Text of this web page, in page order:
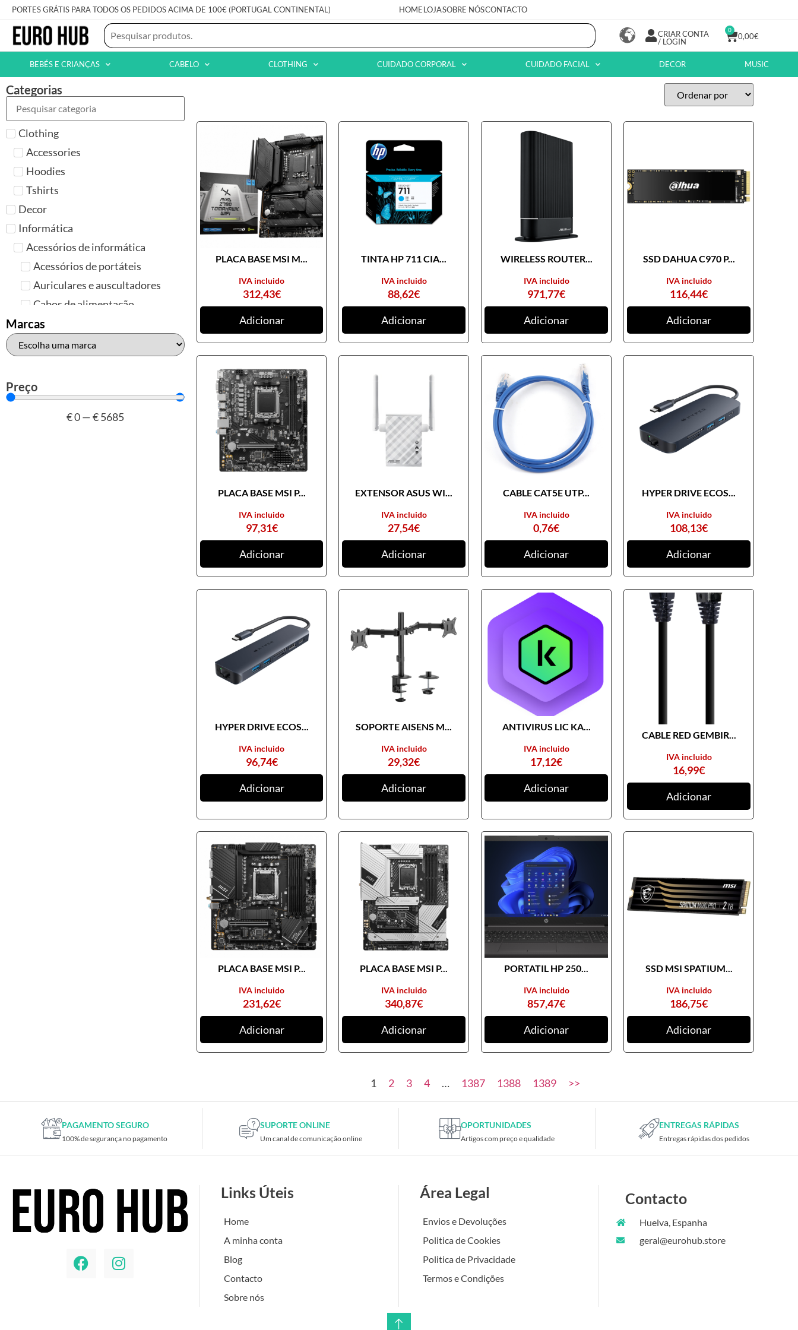
PORTES GRÁTIS PARA TODOS OS PEDIDOS ACIMA DE 100€ (PORTUGAL CONTINENTAL) HOMELOJASOBRE NÓSCONTACTO
CRIAR CONTA
/ LOGIN
0,00€
0
BEBÉS E CRIANÇAS CABELO CLOTHING CUIDADO CORPORAL CUIDADO FACIAL DECOR MUSIC
Categorias
Clothing
Accessories
Hoodies
Tshirts
Decor
Informática
Acessórios de informática
Acessórios de portáteis
Auriculares e auscultadores
Cabos de alimentação
Colunas de Som
Hubs
Leitores de cartões
Malas, mochilas e bolsas
Marcas
Processadores
SAIS
Ventoínhas
Computadores
Mini-PCs
Outros computadores
Portáteis
Marcas
Preço
€0—€5685
PLACA BASE MSI M...
312,43€
IVA incluido
Adicionar
TINTA HP 711 CIA...
88,62€
IVA incluido
Adicionar
WIRELESS ROUTER...
971,77€
IVA incluido
Adicionar
SSD DAHUA C970 P...
116,44€
IVA incluido
Adicionar
PLACA BASE MSI P...
97,31€
IVA incluido
Adicionar
EXTENSOR ASUS WI...
27,54€
IVA incluido
Adicionar
CABLE CAT5E UTP...
0,76€
IVA incluido
Adicionar
HYPER DRIVE ECOS...
108,13€
IVA incluido
Adicionar
HYPER DRIVE ECOS...
96,74€
IVA incluido
Adicionar
SOPORTE AISENS M...
29,32€
IVA incluido
Adicionar
ANTIVIRUS LIC KA...
17,12€
IVA incluido
Adicionar
CABLE RED GEMBIR...
16,99€
IVA incluido
Adicionar
PLACA BASE MSI P...
231,62€
IVA incluido
Adicionar
PLACA BASE MSI P...
340,87€
IVA incluido
Adicionar
PORTATIL HP 250...
857,47€
IVA incluido
Adicionar
SSD MSI SPATIUM...
186,75€
IVA incluido
Adicionar
1 2 3 4 … 1387 1388 1389 >>
PAGAMENTO SEGURO
100% de segurança no pagamento
SUPORTE ONLINE
Um canal de comunicação online
OPORTUNIDADES
Artigos com preço e qualidade
ENTREGAS RÁPIDAS
Entregas rápidas dos pedidos
Links Úteis
Home
A minha conta
Blog
Contacto
Sobre nós
Área Legal
Envios e Devoluções
Politica de Cookies
Politica de Privacidade
Termos e Condições
Contacto
Huelva, Espanha
geral@eurohub.store